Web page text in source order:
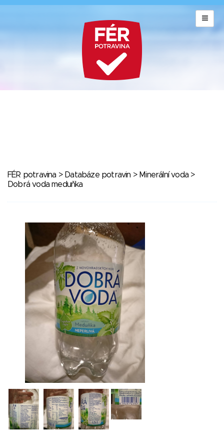
FÉR potravina > Databáze potravin > Minerální voda >
Dobrá voda meduňka